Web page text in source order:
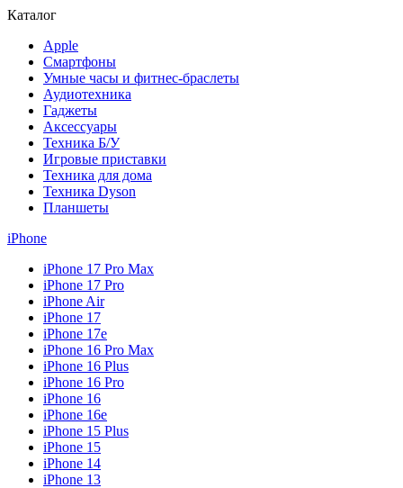
Каталог
Apple
Смартфоны
Умные часы и фитнес-браслеты
Аудиотехника
Гаджеты
Аксессуары
Техника Б/У
Игровые приставки
Техника для дома
Техника Dyson
Планшеты
iPhone
iPhone 17 Pro Max
iPhone 17 Pro
iPhone Air
iPhone 17
iPhone 17e
iPhone 16 Pro Max
iPhone 16 Plus
iPhone 16 Pro
iPhone 16
iPhone 16e
iPhone 15 Plus
iPhone 15
iPhone 14
iPhone 13